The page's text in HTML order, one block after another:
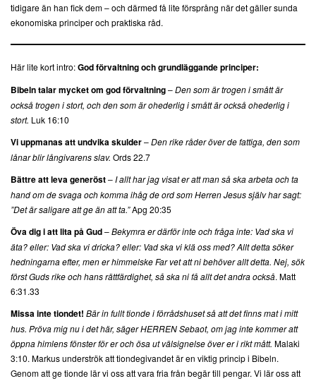
tidigare än han fick dem – och därmed få lite försprång när det gäller sunda
ekonomiska principer och praktiska råd.
Här lite kort intro:God förvaltning och grundläggande principer:
Bibeln talar mycket om god förvaltning–Den som är trogen i smått är
också trogen i stort, och den som är ohederlig i smått är också ohederlig i
stort. Luk 16:10
Vi uppmanas att undvika skulder–Den rike råder över de fattiga, den som
lånar blir långivarens slav. Ords 22.7
Bättre att leva generöst–I allt har jag visat er att man så ska arbeta och ta
hand om de svaga och komma ihåg de ord som Herren Jesus själv har sagt:
”Det är saligare att ge än att ta.”Apg 20:35
Öva dig i att lita på Gud–Bekymra er därför inte och fråga inte: Vad ska vi
äta? eller: Vad ska vi dricka? eller: Vad ska vi klä oss med? Allt detta söker
hedningarna efter, men er himmelske Far vet att ni behöver allt detta. Nej, sök
först Guds rike och hans rättfärdighet, så ska ni få allt det andra också. Matt
6:31.33
Missa inte tiondet! Bär in fullt tionde i förrådshuset så att det finns mat i mitt
hus. Pröva mig nu i det här, säger HERREN Sebaot, om jag inte kommer att
öppna himlens fönster för er och ösa ut välsignelse över er i rikt mått. Malaki
3:10. Markus underströk att tiondegivandet är en viktig princip i Bibeln.
Genom att ge tionde lär vi oss att vara fria från begär till pengar. Vi lär oss att